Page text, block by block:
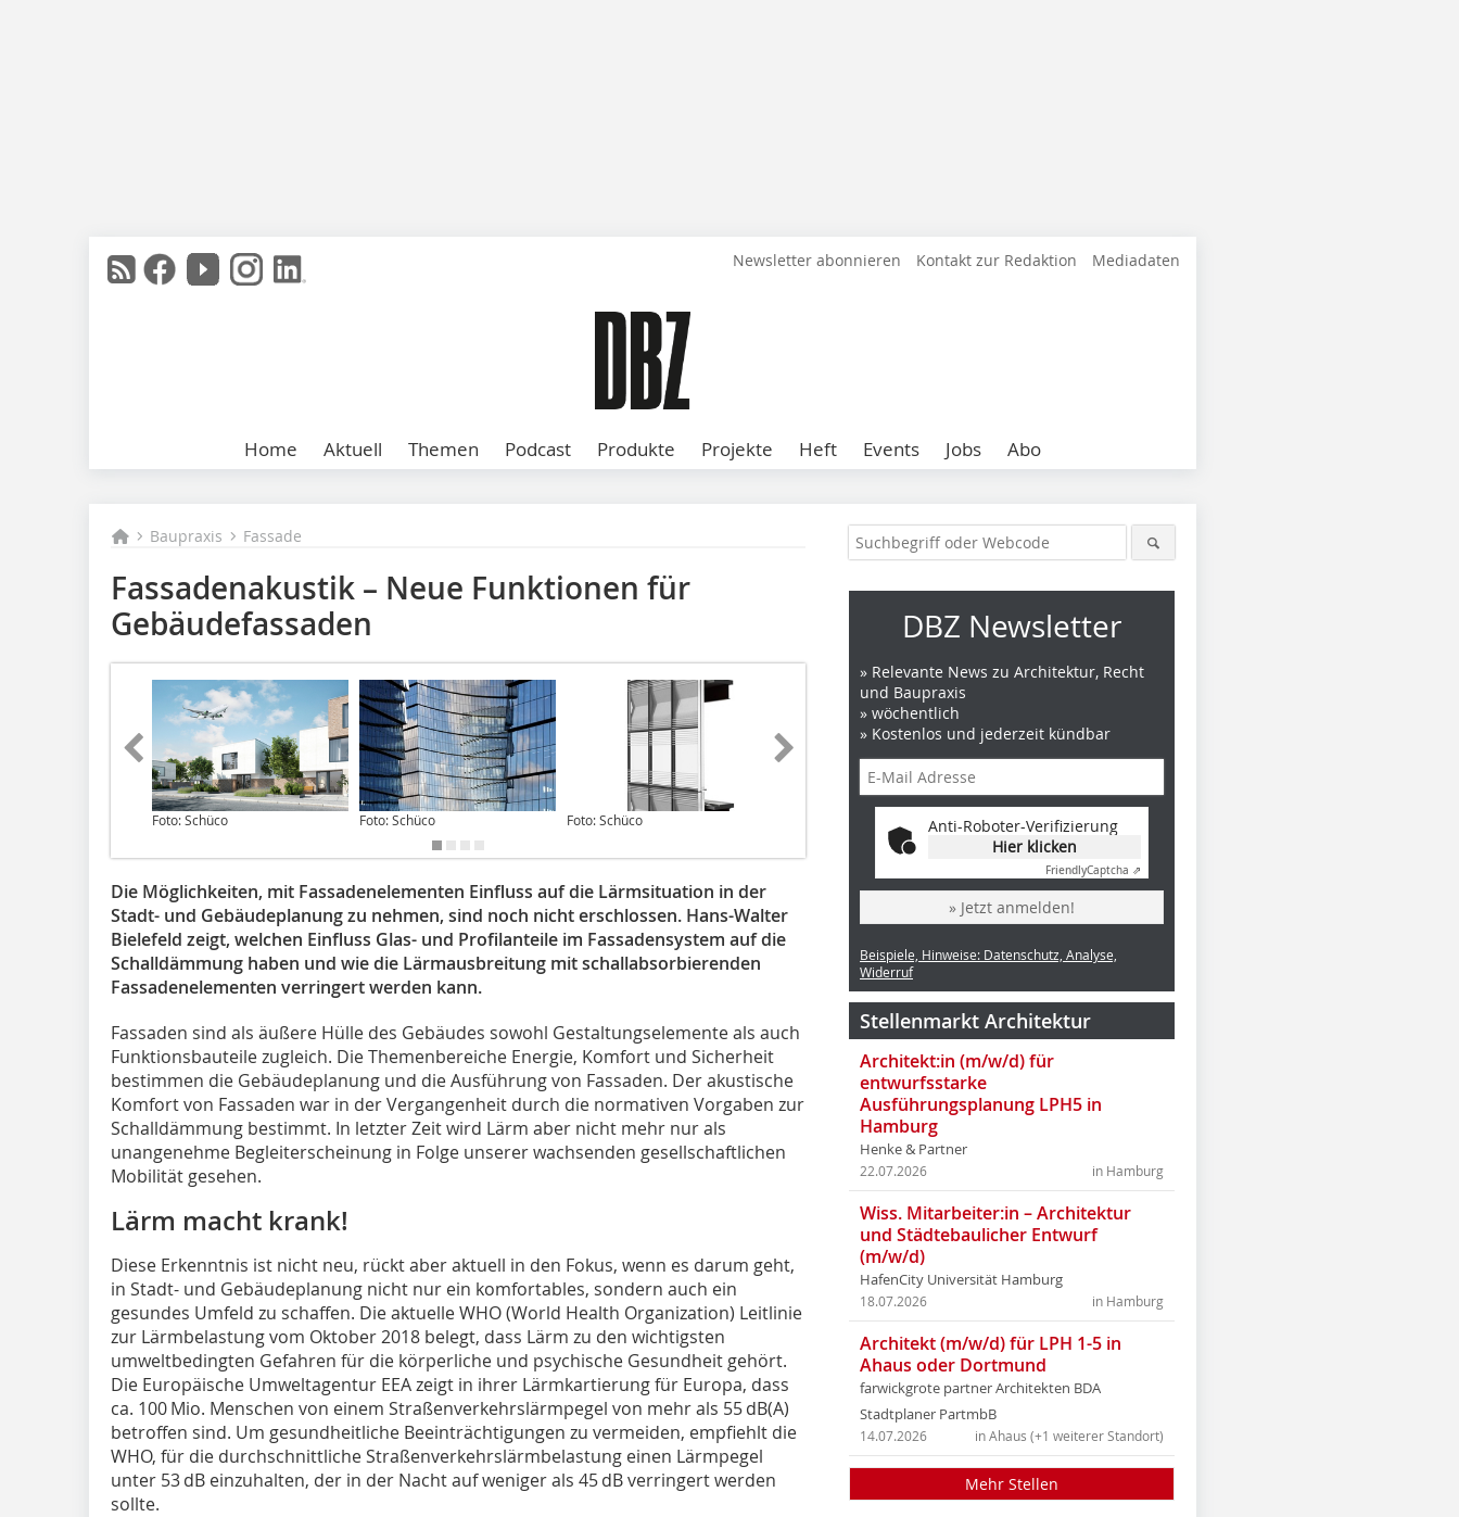
Newsletter abonnieren Kontakt zur Redaktion Mediadaten
Home Aktuell Themen Podcast Produkte Projekte Heft Events Jobs Abo
Baupraxis Fassade
Fassadenakustik – Neue Funktionen für
Gebäudefassaden
Foto: Schüco Foto: Schüco Foto: Schüco Abb: Schüco
Die Möglichkeiten, mit Fassadenelementen Einfluss auf die Lärmsituation in der
Stadt- ­und Gebäudeplanung zu nehmen, sind noch nicht erschlossen. Hans-Walter
Bielefeld zeigt, welchen Einfluss Glas- und Profilanteile im Fassadensystem auf die
Schalldämmung haben und wie die Lärmausbreitung mit schallabsorbierenden
Fassadenelementen verringert werden kann.
Fassaden sind als äußere Hülle des Gebäudes sowohl Gestaltungselemente als auch
Funktionsbauteile zugleich. Die Themenbereiche Energie, Komfort und Sicherheit
bestimmen die Gebäudeplanung und die Ausführung von Fassaden. Der akustische
Komfort von Fassaden war in der Vergangenheit durch die normativen Vorgaben zur
Schalldämmung bestimmt. In letzter Zeit wird Lärm aber nicht mehr nur als
unangenehme Begleiterscheinung in Folge unserer wachsenden gesellschaftlichen
Mobilität gesehen.
Lärm macht krank!
Diese Erkenntnis ist nicht neu, rückt aber aktuell in den Fokus, wenn es darum geht,
in Stadt- und Gebäudeplanung nicht nur ein komfortables, sondern auch ein
gesundes Umfeld zu schaffen. Die aktuelle WHO (World Health Organization) Leitlinie
zur Lärmbelastung vom Oktober 2018 belegt, dass Lärm zu den wichtigsten
umweltbedingten Gefahren für die körperliche und psychische Gesundheit gehört.
Die Europäische Umweltagentur EEA zeigt in ihrer Lärmkartierung für Europa, dass
ca. 100 Mio. Menschen von einem Straßenverkehrslärmpegel von mehr als 55 dB(A)
betroffen sind. Um gesundheitliche Beeinträchtigungen zu vermeiden, empfiehlt die
WHO, für die durchschnittliche Straßenverkehrslärmbelastung einen Lärmpegel
unter 53 dB einzuhalten, der in der Nacht auf weniger als 45 dB verringert werden
sollte.
DBZ Newsletter
» Relevante News zu Architektur, Recht
und Baupraxis
» wöchentlich
» Kostenlos und jederzeit kündbar
Anti-Roboter-Verifizierung
Hier klicken
FriendlyCaptcha ⇗
» Jetzt anmelden!
Beispiele, Hinweise: Datenschutz, Analyse,
Widerruf
Stellenmarkt Architektur
Architekt:in (m/w/d) für
entwurfsstarke
Ausführungsplanung LPH5 in
Hamburg
Henke & Partner
in Hamburg
22.07.2026
Wiss. Mitarbeiter:in – Architektur
und Städtebaulicher Entwurf
(m/w/d)
HafenCity Universität Hamburg
in Hamburg
18.07.2026
Architekt (m/w/d) für LPH 1-5 in
Ahaus oder Dortmund
farwickgrote partner Architekten BDA
Stadtplaner PartmbB
in Ahaus (+1 weiterer Standort)
14.07.2026
Mehr Stellen